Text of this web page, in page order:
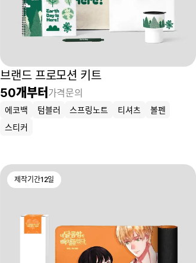
브랜드 프로모션 키트
50개부터 가격문의
에코백 텀블러 스프링노트 티셔츠
볼펜
스티커
제작기간12일